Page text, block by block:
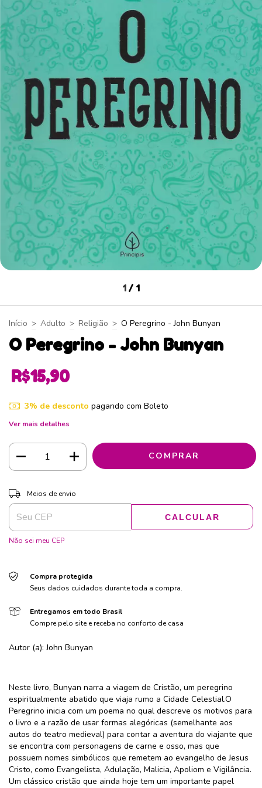
1 / 1
Início > Adulto > Religião > O Peregrino - John Bunyan
O Peregrino - John Bunyan
R$15,90
3% de desconto pagando com Boleto
Ver mais detalhes
Entregas para o CEP:
Meios de envio
CALCULAR
Não sei meu CEP
Compra protegida
Seus dados cuidados durante toda a compra.
Entregamos em todo Brasil
Compre pelo site e receba no conforto de casa
Autor (a): John Bunyan
Neste livro, Bunyan narra a viagem de Cristão, um peregrino
espiritualmente abatido que viaja rumo a Cidade Celestial.O
Peregrino inicia com um poema no qual descreve os motivos para
o livro e a razão de usar formas alegóricas (semelhante aos
autos do teatro medieval) para contar a aventura do viajante que
se encontra com personagens de carne e osso, mas que
possuem nomes simbólicos que remetem ao evangelho de Jesus
Cristo, como Evangelista, Adulação, Malicia, Apoliom e Vigilância.
Um clássico cristão que ainda hoje tem um importante papel